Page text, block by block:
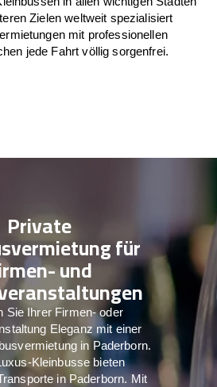
Zielen weltweit spezialisiert
mit professionellen
jede Fahrt völlig sorgenfrei.
Private
für
und
Sie Ihrer Firmen- oder
Eleganz mit einer
in Paderborn.
Kleinbusse bieten
in Paderborn. Mit